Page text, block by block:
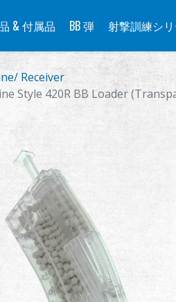
& 付属品 BB 弾 射撃訓練シ
Receiver
Style 420R BB Loader